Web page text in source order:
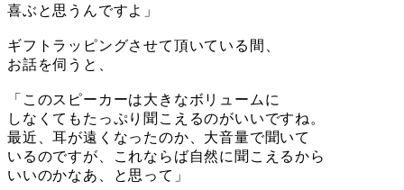
喜ぶと思うんですよ」
ギフトラッピングさせて頂いている間、
お話を伺うと、
「このスピーカーは大きなボリュームに
しなくてもたっぷり聞こえるのがいいですね。
最近、耳が遠くなったのか、大音量で聞いて
いるのですが、これならば自然に聞こえるから
いいのかなあ、と思って」